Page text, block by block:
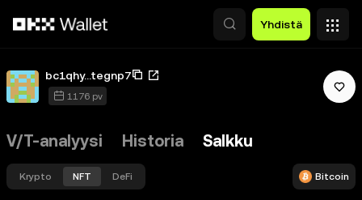
Yhdistä
bc1qhy...tegnp7
1176 pv
V/T-analyysi Historia Salkku
Krypto NFT DeFi Bitcoin